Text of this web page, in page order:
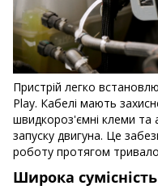
Пристрій легко
Play. Кабелі мають
швидкороз'ємні клеми та
запуску двигуна. Це
роботу протягом
Широка сумісність